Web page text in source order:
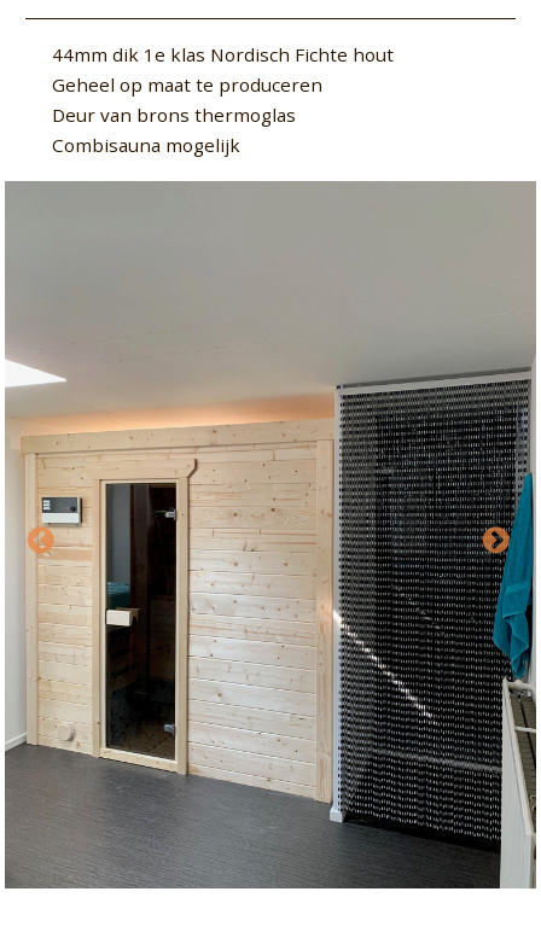
44mm dik 1e klas Nordisch Fichte hout
Geheel op maat te produceren
Deur van brons thermoglas
Combisauna mogelijk